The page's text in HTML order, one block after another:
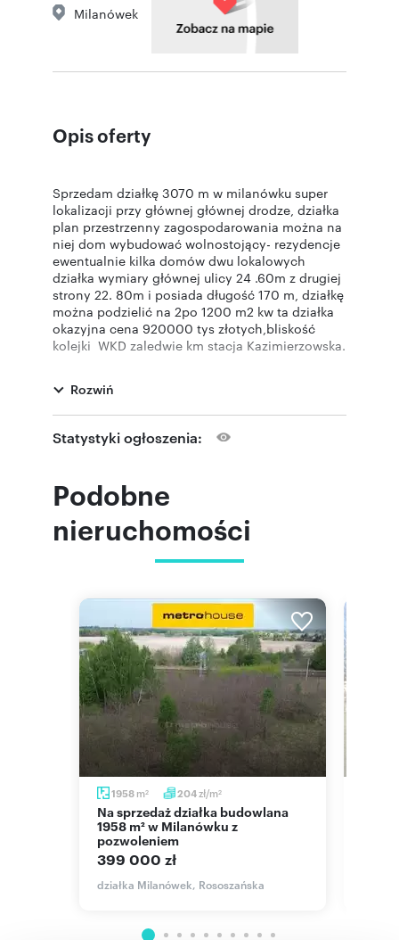
Milanówek
Opis oferty
Sprzedam działkę 3070 m w milanówku super
lokalizacji przy głównej głównej drodze, działka
plan przestrzenny zagospodarowania można na
niej dom wybudować wolnostojący- rezydencje
ewentualnie kilka domów dwu lokalowych
działka wymiary głównej ulicy 24 .60m z drugiej
strony 22. 80m i posiada długość 170 m, działkę
można podzielić na 2po 1200 m2 kw ta działka
okazyjna cena 920000 tys złotych,bliskość
kolejki WKD zaledwie km stacja Kazimierzowska.
przepisów prawa, a jedynie zaproszenie do
rokowań.
Oferta wysłana z programu dla biur
nieruchomości ASARI CRM (asaricrm.com)
Numer oferty: 83/3302/OGS
Rozwiń
Statystyki ogłoszenia:
Podobne
nieruchomości
1958 m2 204zł/m2
Na sprzedaż działka budowlana
1958 m² w Milanówku z
pozwoleniem
399 000 zł
działka Milanówek, Rososzańska